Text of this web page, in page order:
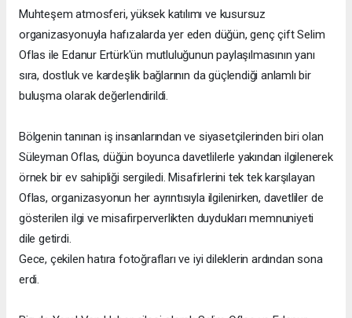
Muhteşem atmosferi, yüksek katılımı ve kusursuz
organizasyonuyla hafızalarda yer eden düğün, genç çift Selim
Oflas ile Edanur Ertürk'ün mutluluğunun paylaşılmasının yanı
sıra, dostluk ve kardeşlik bağlarının da güçlendiği anlamlı bir
buluşma olarak değerlendirildi.
Bölgenin tanınan iş insanlarından ve siyasetçilerinden biri olan
Süleyman Oflas, düğün boyunca davetlilerle yakından ilgilenerek
örnek bir ev sahipliği sergiledi. Misafirlerini tek tek karşılayan
Oflas, organizasyonun her ayrıntısıyla ilgilenirken, davetliler de
gösterilen ilgi ve misafirperverlikten duydukları memnuniyeti
dile getirdi.
Gece, çekilen hatıra fotoğrafları ve iyi dileklerin ardından sona
erdi.